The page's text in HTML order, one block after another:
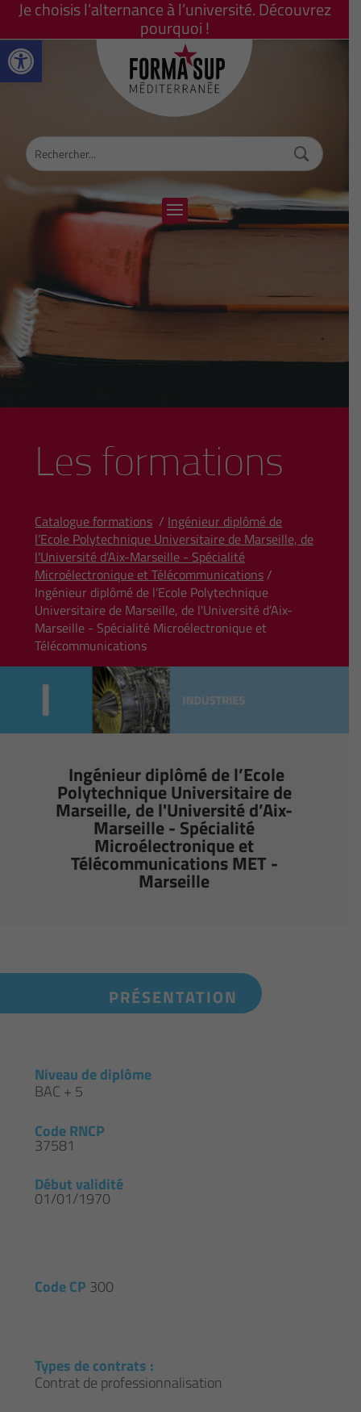
Ouvrir la barre d’outils
Je choisis l’alternance à l’université. Découvrez
pourquoi !
Les formations
Catalogue formations / Ingénieur diplômé de
l’Ecole Polytechnique Universitaire de Marseille, de
l'Université d’Aix-Marseille - Spécialité
Microélectronique et Télécommunications/
Ingénieur diplômé de l’Ecole Polytechnique
Universitaire de Marseille, de l'Université d’Aix-
Marseille - Spécialité Microélectronique et
Télécommunications
Ingénieur diplômé de l’Ecole
Polytechnique Universitaire de
Marseille, de l'Université d’Aix-
Marseille - Spécialité
Microélectronique et
Télécommunications MET -
Marseille
PRÉSENTATION
Niveau de diplôme
BAC + 5
Code RNCP
37581
Début validité
01/01/1970
Code CP 300
Types de contrats :
Contrat de professionnalisation